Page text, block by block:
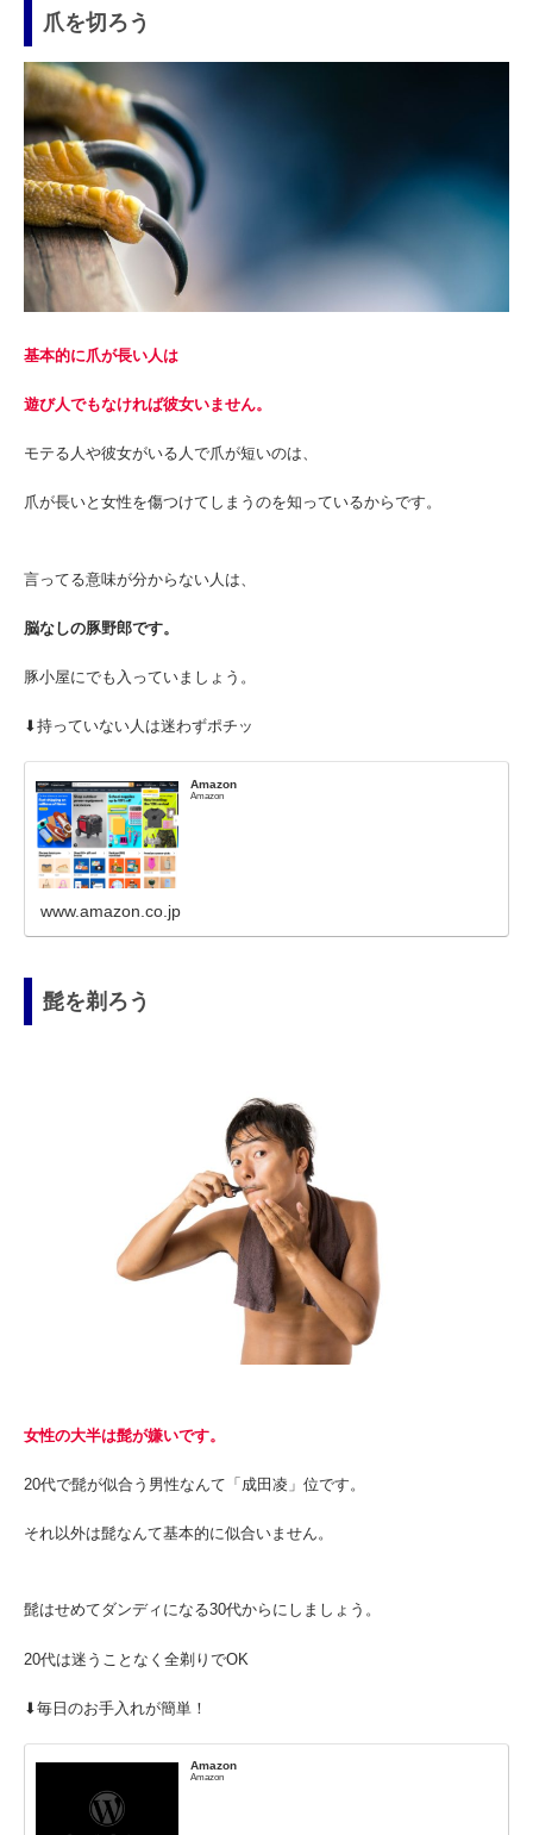
爪を切ろう
基本的に爪が長い人は
遊び人でもなければ彼女いません。
モテる人や彼女がいる人で爪が短いのは、
爪が長いと女性を傷つけてしまうのを知っているからです。
言ってる意味が分からない人は、
脳なしの豚野郎です。
豚小屋にでも入っていましょう。
⬇︎持っていない人は迷わずポチッ
Amazon
Amazon
www.amazon.co.jp
髭を剃ろう
女性の大半は髭が嫌いです。
20代で髭が似合う男性なんて「成田凌」位です。
それ以外は髭なんて基本的に似合いません。
髭はせめてダンディになる30代からにしましょう。
20代は迷うことなく全剃りでOK
⬇︎毎日のお手入れが簡単！
Amazon
Amazon